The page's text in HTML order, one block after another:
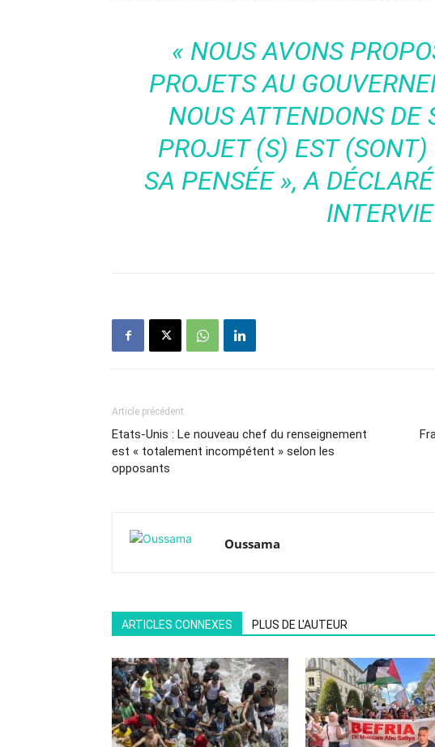
« NOUS AVONS
PROJETS AU
NOUS ATTENDONS DE
PROJET (S) EST
SA PENSÉE », A
Article précédent
Etats-Unis : Le nouveau chef du renseignement
est « totalement incompétent » selon les
opposants
Oussama
ARTICLES CONNEXES PLUS DE L'AUTEUR